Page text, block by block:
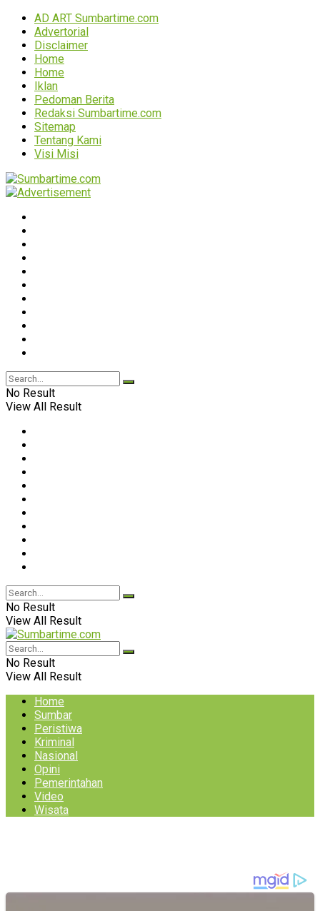
AD ART Sumbartime.com
Advertorial
Disclaimer
Home
Home
Iklan
Pedoman Berita
Redaksi Sumbartime.com
Sitemap
Tentang Kami
Visi Misi
No Result
View All Result
No Result
View All Result
No Result
View All Result
Home
Sumbar
Peristiwa
Kriminal
Nasional
Opini
Pemerintahan
Video
Wisata